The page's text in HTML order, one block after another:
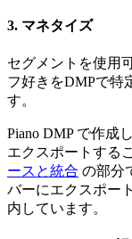
3. マネタイズ
セグメントを使用
フ好きをDMPで特
す。
Piano DMP で作成
エクスポートする
ースと統合 の部分
バーにエクスポー
内しています。